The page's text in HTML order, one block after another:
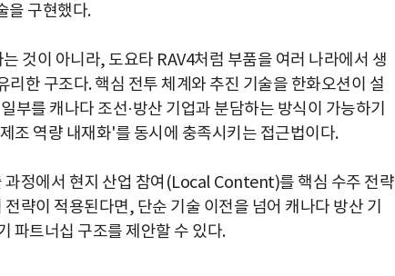
을 구현했다.
것이 아니라, 도요타 RAV4처럼 부품을 여러 나라에서 생
한 구조다. 핵심 전투 체계와 추진 기술을 한화오션이 설
부를 캐나다 조선·방산 기업과 분담하는 방식이 가능하기
조 역량 내재화'를 동시에 충족시키는 접근법이다.
과정에서 현지 산업 참여(Local Content)를 핵심 수주 전략
략이 적용된다면, 단순 기술 이전을 넘어 캐나다 방산 기
파트너십 구조를 제안할 수 있다.